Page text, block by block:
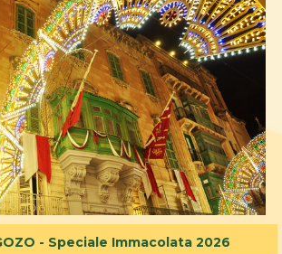
- Speciale Immacolata 2026